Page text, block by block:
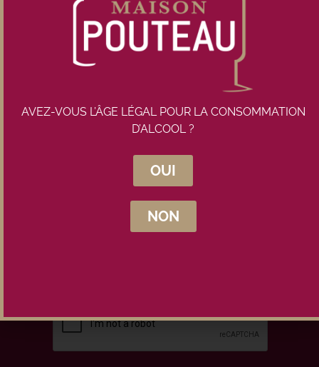
Rupture de stock
Inscrivez-vous à la newsletter
Maison Pouteau
AVEZ-VOUS L’ÂGE LÉGAL POUR LA CONSOMMATION
D’ALCOOL ?
OUI
NON